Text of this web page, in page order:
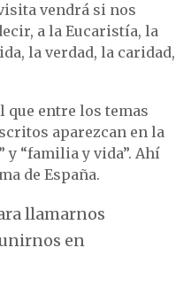
vendrá si nos
a la Eucaristía, la
la verdad, la caridad,
que entre los temas
aparezcan en la
y “familia y vida”. Ahí
de España.
llamarnos
en